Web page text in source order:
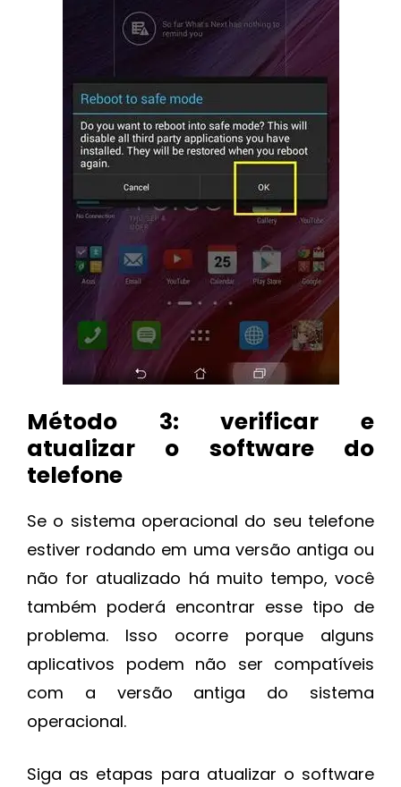
Método 3: verificar e
atualizar o software do
telefone
Se o sistema operacional do seu telefone
estiver rodando em uma versão antiga ou
não for atualizado há muito tempo, você
também poderá encontrar esse tipo de
problema. Isso ocorre porque alguns
aplicativos podem não ser compatíveis
com a versão antiga do sistema
operacional.
Siga as etapas para atualizar o software